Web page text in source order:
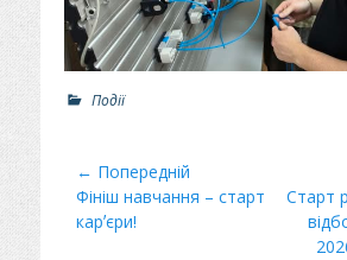
Р
Події
Навігація
записів
← Попередній
Минулий
пост
Фініш навчання – старт
карʼєри!
Старт